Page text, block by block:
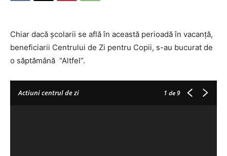
Chiar dacă școlarii se află în această perioadă în vacanță,
beneficiarii Centrului de Zi pentru Copii, s-au bucurat de
o săptămână “Altfel”.
Actiuni centrul de zi 1 de 9